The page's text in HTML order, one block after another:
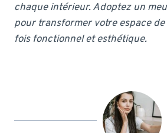
chaque intérieur. Adoptez un
pour transformer votre espace de
fois fonctionnel et esthétique.